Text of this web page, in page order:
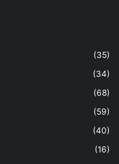
(35)
(34)
(68)
(59)
(40)
(16)